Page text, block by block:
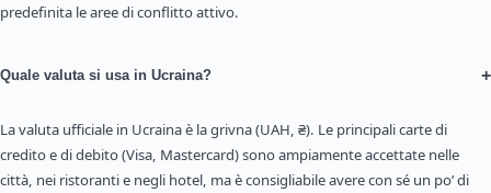
predefinita le aree di conflitto attivo.
Quale valuta si usa in Ucraina? +
La valuta ufficiale in Ucraina è la grivna (UAH, ₴). Le principali carte di
credito e di debito (Visa, Mastercard) sono ampiamente accettate nelle
città, nei ristoranti e negli hotel, ma è consigliabile avere con sé un po’ di